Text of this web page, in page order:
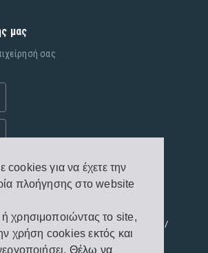
cookies για να έχετε την
πλοήγησης στο website
χρησιμοποιώντας το site,
χρήση cookies εκτός και
Θέλω να
μας
σας
Fagottobooks. All rights reserved. /
/ Πολιτική προστασίας